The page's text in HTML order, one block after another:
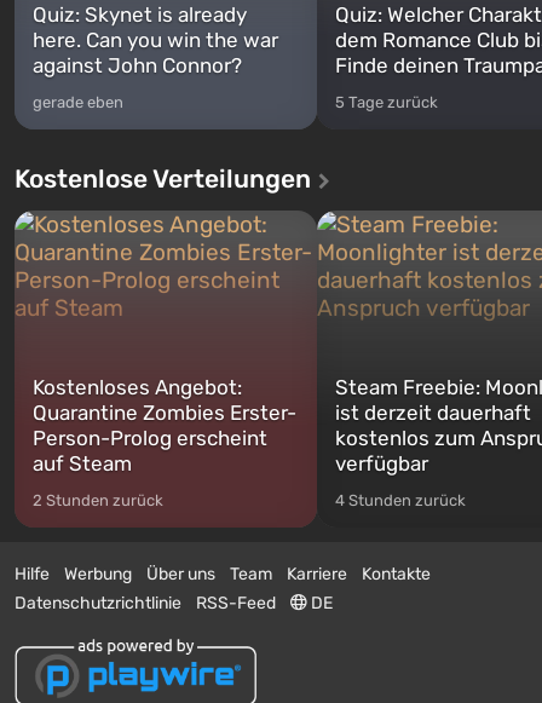
Quiz: Skynet is already
here. Can you win the war
against John Connor?
gerade eben
Quiz: Welcher
dem Romance Club
Finde deinen
5 Tage zurück
Kostenlose Verteilungen
Kostenloses Angebot:
Quarantine Zombies Erster-
Person-Prolog erscheint
auf Steam
2 Stunden zurück
Steam Freebie:
ist derzeit dauerhaft
kostenlos zum
verfügbar
4 Stunden zurück
Hilfe Werbung Über uns Team Karriere
Kontakte
Datenschutzrichtlinie
RSS-Feed DE